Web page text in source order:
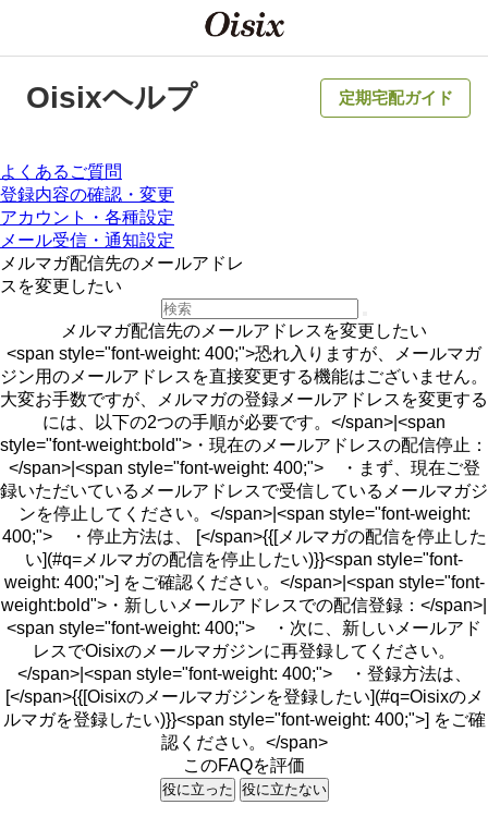
Oisixヘルプ 定期宅配ガイド
よくあるご質問
登録内容の確認・変更
アカウント・各種設定
メール受信・通知設定
メルマガ配信先のメールアドレ
スを変更したい
メルマガ配信先のメールアドレスを変更したい
<span style="font-weight: 400;">恐れ入りますが、メールマガ
ジン用のメールアドレスを直接変更する機能はございません。
大変お手数ですが、メルマガの登録メールアドレスを変更する
には、以下の2つの手順が必要です。</span>|<span
style="font-weight:bold">・現在のメールアドレスの配信停止：
</span>|<span style="font-weight: 400;"> ・まず、現在ご登
録いただいているメールアドレスで受信しているメールマガジ
ンを停止してください。</span>|<span style="font-weight:
400;"> ・停止方法は、 [</span>{{[メルマガの配信を停止した
い](#q=メルマガの配信を停止したい)}}<span style="font-
weight: 400;">] をご確認ください。</span>|<span style="font-
weight:bold">・新しいメールアドレスでの配信登録：</span>|
<span style="font-weight: 400;"> ・次に、新しいメールアド
レスでOisixのメールマガジンに再登録してください。
</span>|<span style="font-weight: 400;"> ・登録方法は、
[</span>{{[Oisixのメールマガジンを登録したい](#q=Oisixのメ
ルマガを登録したい)}}<span style="font-weight: 400;">] をご確
認ください。</span>
このFAQを評価
役に立った 役に立たない